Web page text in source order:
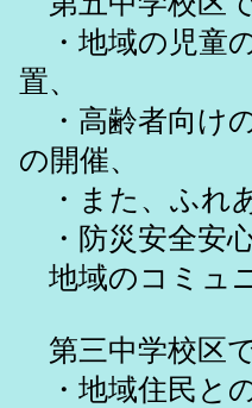
・地域の児童
置、
・高齢者向け
の開催、
・また、ふれ
・防災安全安
地域のコミュ
第三中学校区で
・地域住民と